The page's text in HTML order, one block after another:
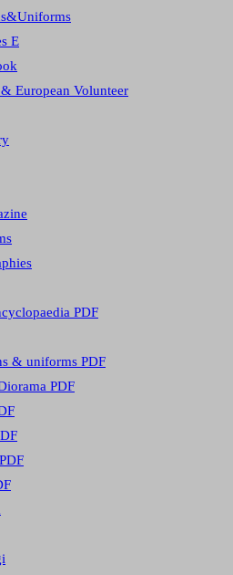
E
European Volunteer
PDF
& uniforms PDF
PDF